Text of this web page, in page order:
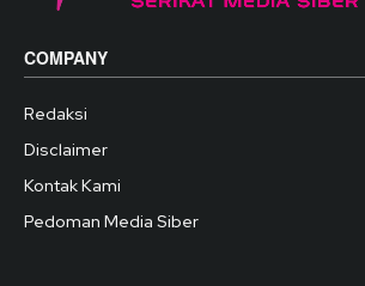
COMPANY
Redaksi
Disclaimer
Kontak Kami
Pedoman Media Siber